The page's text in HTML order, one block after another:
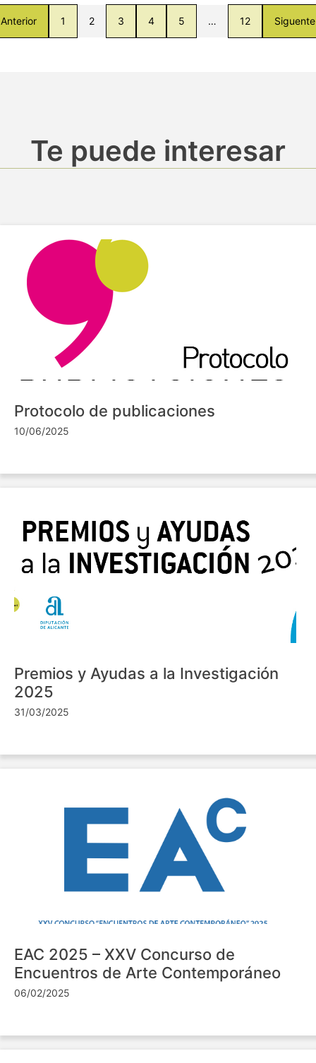
Anterior 1 2 3 4 5 … 12 Siguente
Te puede interesar
Protocolo de publicaciones
10/06/2025
Premios y Ayudas a la Investigación
2025
31/03/2025
EAC 2025 – XXV Concurso de
Encuentros de Arte Contemporáneo
06/02/2025